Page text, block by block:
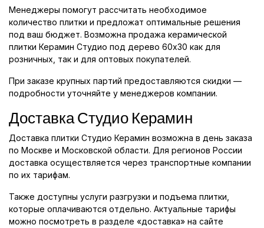
Менеджеры помогут рассчитать необходимое
количество плитки и предложат оптимальные решения
под ваш бюджет. Возможна продажа керамической
плитки Керамин Студио под дерево 60x30 как для
розничных, так и для оптовых покупателей.
При заказе крупных партий предоставляются скидки —
подробности уточняйте у менеджеров компании.
Доставка Студио Керамин
Доставка плитки Студио Керамин возможна в день заказа
по Москве и Московской области. Для регионов России
доставка осуществляется через транспортные компании
по их тарифам.
Также доступны услуги разгрузки и подъема плитки,
которые оплачиваются отдельно. Актуальные тарифы
можно посмотреть в разделе «доставка» на сайте